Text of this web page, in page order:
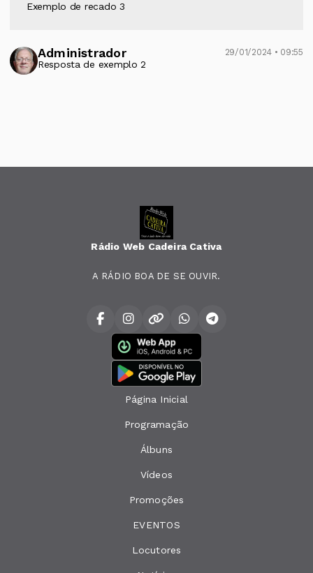
Exemplo de recado 3
Administrador 29/01/2024 • 09:55
Resposta de exemplo 2
Rádio Web Cadeira Cativa
A RÁDIO BOA DE SE OUVIR.
Página Inicial
Programação
Álbuns
Vídeos
Promoções
EVENTOS
Locutores